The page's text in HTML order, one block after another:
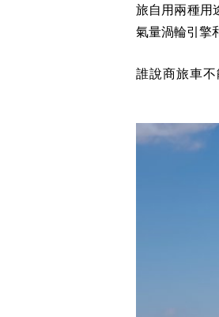
旅自用兩種用
氣量渦輪引擎
誰說商旅車